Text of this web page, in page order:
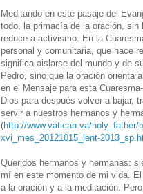
Meditando en este pasaje del
todo, la primacía de la oración, sin
reduce a activismo. En la
personal y comunitaria, que hace
significa aislarse del mundo y de
Pedro, sino que la oración orienta
en el Mensaje para esta
Dios para después volver a bajar,
servir a nuestros hermanos y
(http://www.vatican.va/
xvi_mes_20121015_lent-
Queridos hermanos y hermanas:
mí en este momento de mi vida.
a la oración y a la meditación.